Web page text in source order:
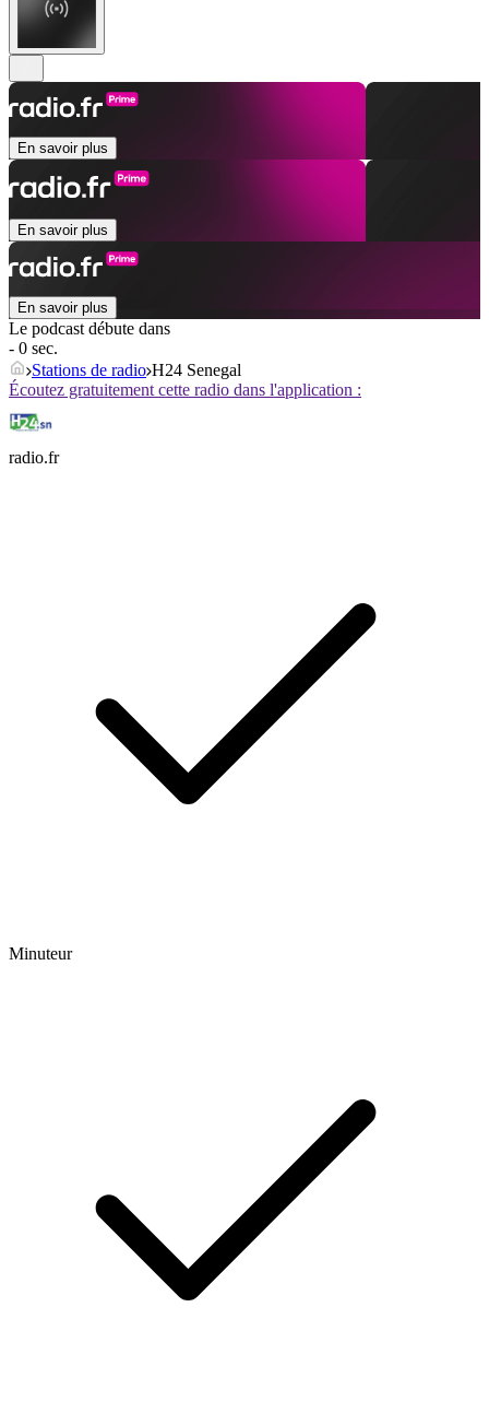
En savoir plus
En savoir plus
En savoir plus
Le podcast débute dans
- 0 sec.
Stations de radio H24 Senegal
Écoutez gratuitement cette radio dans l'application :
radio.fr
Minuteur